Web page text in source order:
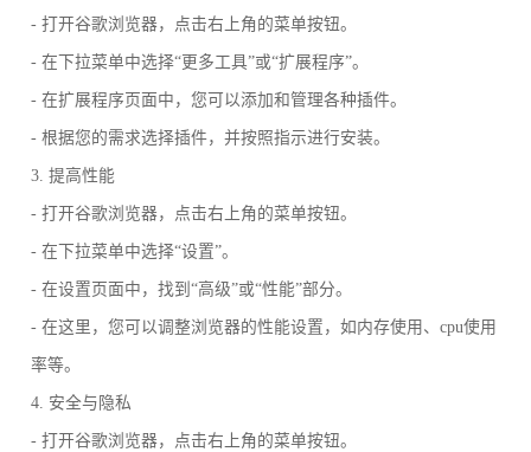
- 打开谷歌浏览器，点击右上角的菜单按钮。
- 在下拉菜单中选择“更多工具”或“扩展程序”。
- 在扩展程序页面中，您可以添加和管理各种插件。
- 根据您的需求选择插件，并按照指示进行安装。
3. 提高性能
- 打开谷歌浏览器，点击右上角的菜单按钮。
- 在下拉菜单中选择“设置”。
- 在设置页面中，找到“高级”或“性能”部分。
- 在这里，您可以调整浏览器的性能设置，如内存使用、cpu使用
率等。
4. 安全与隐私
- 打开谷歌浏览器，点击右上角的菜单按钮。